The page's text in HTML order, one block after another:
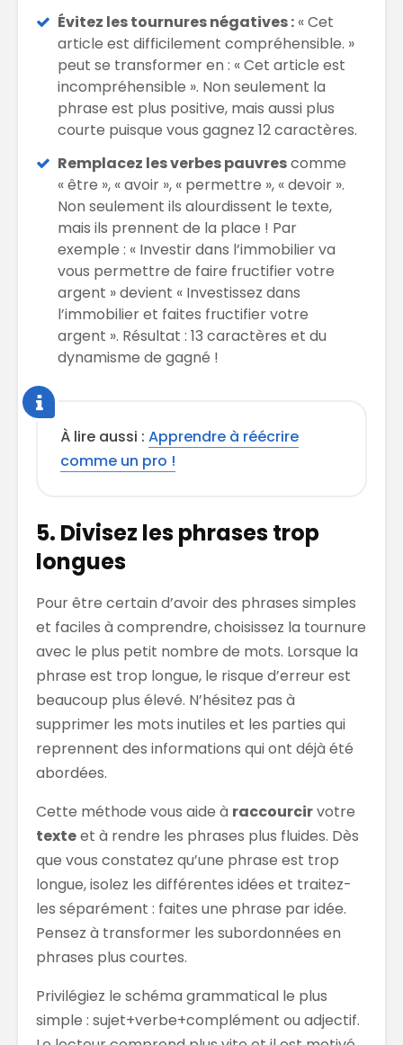
Évitez les tournures négatives : « Cet
article est difficilement compréhensible. »
peut se transformer en : « Cet article est
incompréhensible ». Non seulement la
phrase est plus positive, mais aussi plus
courte puisque vous gagnez 12 caractères.
Remplacez les verbes pauvrescomme
« être », « avoir », « permettre », « devoir ».
Non seulement ils alourdissent le texte,
mais ils prennent de la place ! Par
exemple : « Investir dans l’immobilier va
vous permettre de faire fructifier votre
argent » devient « Investissez dans
l’immobilier et faites fructifier votre
argent ». Résultat : 13 caractères et du
dynamisme de gagné !
À lire aussi : Apprendre à réécrire
comme un pro !
5. Divisez les phrases trop
longues
Pour être certain d’avoir des phrases simples
et faciles à comprendre, choisissez la tournure
avec le plus petit nombre de mots. Lorsque la
phrase est trop longue, le risque d’erreur est
beaucoup plus élevé. N’hésitez pas à
supprimer les mots inutiles et les parties qui
reprennent des informations qui ont déjà été
abordées.
Cette méthode vous aide à raccourcirvotre
texteet à rendre les phrases plus fluides. Dès
que vous constatez qu’une phrase est trop
longue, isolez les différentes idées et traitez-
les séparément : faites une phrase par idée.
Pensez à transformer les subordonnées en
phrases plus courtes.
Privilégiez le schéma grammatical le plus
simple : sujet+verbe+complément ou adjectif.